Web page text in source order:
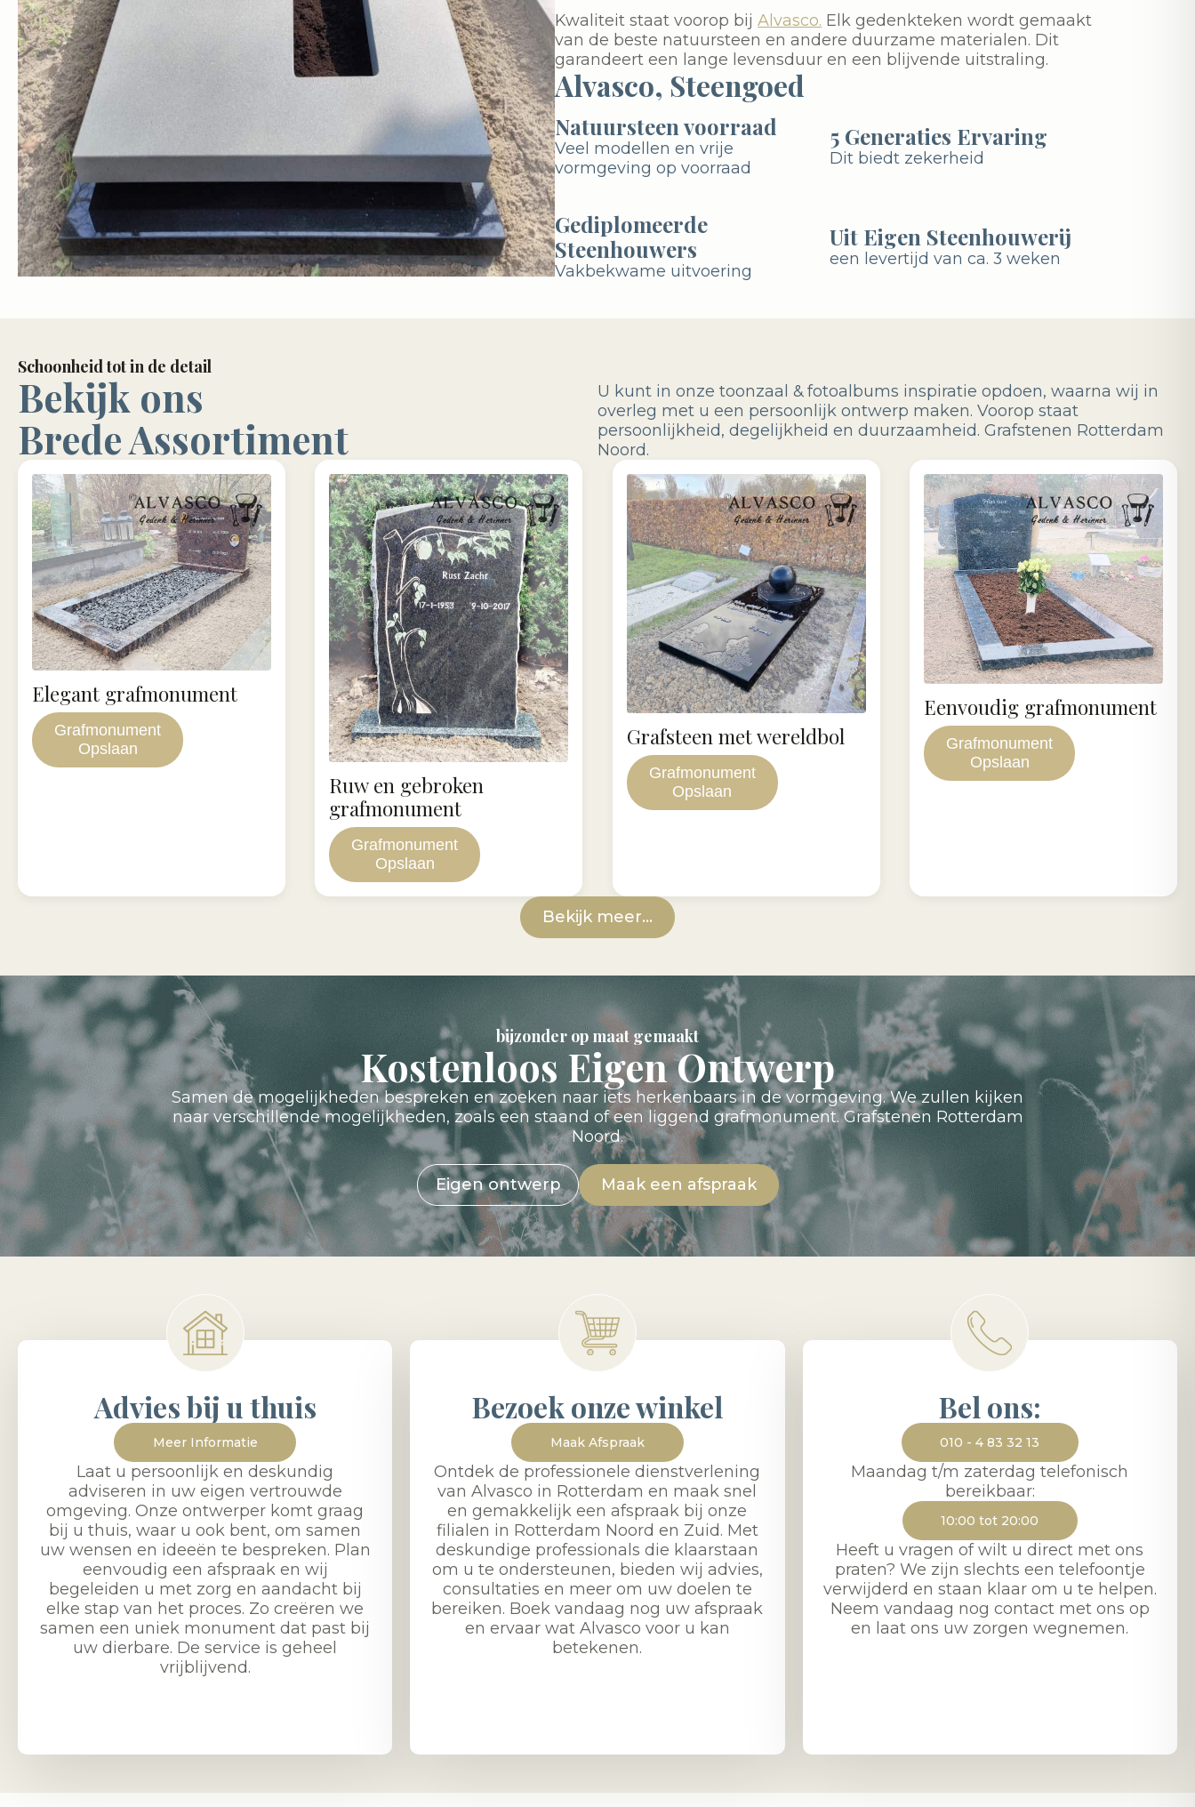
Kwaliteit staat voorop bijAlvasco. Elk gedenkteken wordt gemaakt
van de beste natuursteen en andere duurzame materialen. Dit
garandeert een lange levensduur en een blijvende uitstraling.
Alvasco, Steengoed
Natuursteen voorraad
Veel modellen en vrije
vormgeving op voorraad
5 Generaties Ervaring
Dit biedt zekerheid
Gediplomeerde
Steenhouwers
Vakbekwame uitvoering
Uit Eigen Steenhouwerij
een levertijd van ca. 3 weken
Schoonheid tot in de detail
Bekijk ons
Brede Assortiment
U kunt in onze toonzaal & fotoalbums inspiratie opdoen, waarna wij in
overleg met u een persoonlijk ontwerp maken. Voorop staat
persoonlijkheid, degelijkheid en duurzaamheid. Grafstenen Rotterdam
Noord.
Grafmonument
Opslaan
Elegant grafmonument
Grafmonument
Opslaan
Ruw en gebroken
grafmonument
Grafmonument
Opslaan
Grafsteen met wereldbol
Grafmonument
Opslaan
Eenvoudig grafmonument
Bekijk meer...
bijzonder op maat gemaakt
Kostenloos Eigen Ontwerp
Samen de mogelijkheden bespreken en zoeken naar iets herkenbaars in de vormgeving. We zullen kijken
naar verschillende mogelijkheden, zoals een staand of een liggend grafmonument. Grafstenen Rotterdam
Noord.
Eigen ontwerp Maak een afspraak
Advies bij u thuis
Meer Informatie
Laat u persoonlijk en deskundig
adviseren in uw eigen vertrouwde
omgeving. Onze ontwerper komt graag
bij u thuis, waar u ook bent, om samen
uw wensen en ideeën te bespreken. Plan
eenvoudig een afspraak en wij
begeleiden u met zorg en aandacht bij
elke stap van het proces. Zo creëren we
samen een uniek monument dat past bij
uw dierbare. De service is geheel
vrijblijvend.
Bezoek onze winkel
Maak Afspraak
Ontdek de professionele dienstverlening
van Alvasco in Rotterdam en maak snel
en gemakkelijk een afspraak bij onze
filialen in Rotterdam Noord en Zuid. Met
deskundige professionals die klaarstaan
om u te ondersteunen, bieden wij advies,
consultaties en meer om uw doelen te
bereiken. Boek vandaag nog uw afspraak
en ervaar wat Alvasco voor u kan
betekenen.
Bel ons:
010 - 4 83 32 13
Maandag t/m zaterdag telefonisch
bereikbaar:
10:00 tot 20:00
Heeft u vragen of wilt u direct met ons
praten? We zijn slechts een telefoontje
verwijderd en staan klaar om u te helpen.
Neem vandaag nog contact met ons op
en laat ons uw zorgen wegnemen.